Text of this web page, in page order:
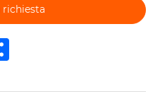
richiesta